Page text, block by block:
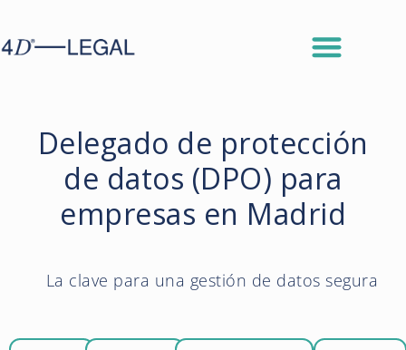
Delegado de protección
de datos (DPO) para
empresas en Madrid
La clave para una gestión de datos segura